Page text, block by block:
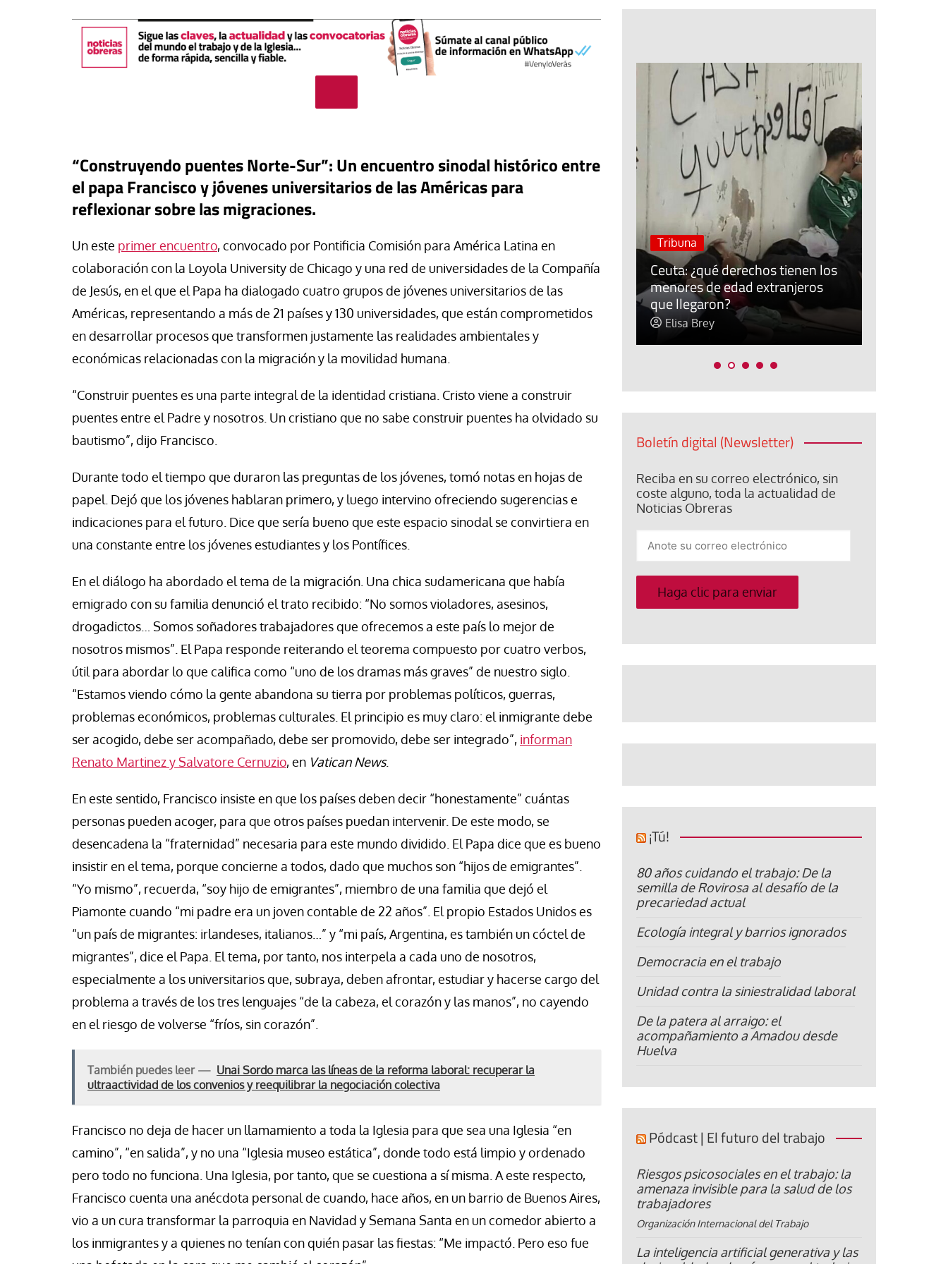
“Construyendo puentes Norte-Sur”: Un encuentro sinodal histórico entre
el papa Francisco y jóvenes universitarios de las Américas para
reflexionar sobre las migraciones.
Un este primer encuentro, convocado por Pontificia Comisión para América Latina en
colaboración con la Loyola University de Chicago y una red de universidades de la Compañía
de Jesús, en el que el Papa ha dialogado cuatro grupos de jóvenes universitarios de las
Américas, representando a más de 21 países y 130 universidades, que están comprometidos
en desarrollar procesos que transformen justamente las realidades ambientales y
económicas relacionadas con la migración y la movilidad humana.
“Construir puentes es una parte integral de la identidad cristiana. Cristo viene a construir
puentes entre el Padre y nosotros. Un cristiano que no sabe construir puentes ha olvidado su
bautismo”, dijo Francisco.
Durante todo el tiempo que duraron las preguntas de los jóvenes, tomó notas en hojas de
papel. Dejó que los jóvenes hablaran primero, y luego intervino ofreciendo sugerencias e
indicaciones para el futuro. Dice que sería bueno que este espacio sinodal se convirtiera en
una constante entre los jóvenes estudiantes y los Pontífices.
En el diálogo ha abordado el tema de la migración. Una chica sudamericana que había
emigrado con su familia denunció el trato recibido: “No somos violadores, asesinos,
drogadictos… Somos soñadores trabajadores que ofrecemos a este país lo mejor de
nosotros mismos”. El Papa responde reiterando el teorema compuesto por cuatro verbos,
útil para abordar lo que califica como “uno de los dramas más graves” de nuestro siglo.
“Estamos viendo cómo la gente abandona su tierra por problemas políticos, guerras,
problemas económicos, problemas culturales. El principio es muy claro: el inmigrante debe
ser acogido, debe ser acompañado, debe ser promovido, debe ser integrado”, informan
Renato Martinez y Salvatore Cernuzio, en Vatican News.
En este sentido, Francisco insiste en que los países deben decir “honestamente” cuántas
personas pueden acoger, para que otros países puedan intervenir. De este modo, se
desencadena la “fraternidad” necesaria para este mundo dividido. El Papa dice que es bueno
insistir en el tema, porque concierne a todos, dado que muchos son “hijos de emigrantes”.
“Yo mismo”, recuerda, “soy hijo de emigrantes”, miembro de una familia que dejó el
Piamonte cuando “mi padre era un joven contable de 22 años”. El propio Estados Unidos es
“un país de migrantes: irlandeses, italianos…” y “mi país, Argentina, es también un cóctel de
migrantes”, dice el Papa. El tema, por tanto, nos interpela a cada uno de nosotros,
especialmente a los universitarios que, subraya, deben afrontar, estudiar y hacerse cargo del
problema a través de los tres lenguajes “de la cabeza, el corazón y las manos”, no cayendo
en el riesgo de volverse “fríos, sin corazón”.
También puedes leer — Unai Sordo marca las líneas de la reforma laboral: recuperar la
ultraactividad de los convenios y reequilibrar la negociación colectiva
Francisco no deja de hacer un llamamiento a toda la Iglesia para que sea una Iglesia “en
camino”, “en salida”, y no una “Iglesia museo estática”, donde todo está limpio y ordenado
pero todo no funciona. Una Iglesia, por tanto, que se cuestiona a sí misma. A este respecto,
Francisco cuenta una anécdota personal de cuando, hace años, en un barrio de Buenos Aires,
vio a un cura transformar la parroquia en Navidad y Semana Santa en un comedor abierto a
los inmigrantes y a quienes no tenían con quién pasar las fiestas: “Me impactó. Pero eso fue
de Migraciones pide una
urgente para más de
menores que permanecen
#EstáPasando
León XIV visitará Uruguay,
Argentina y Perú a principios de
noviembre
Jose Luis Palacios
“Aquí se está defendiendo la
democracia” afirma Roberto
Saviano ante la comunidad que
resiste el desalojo de Spin Time
Abraham Canales
Tribuna
Ceuta: ¿qué derechos tienen los
menores de edad extranjeros
que llegaron?
Elisa Brey
Boletín digital (Newsletter)
Reciba en su correo electrónico, sin
coste alguno, toda la actualidad de
Noticias Obreras
su
correo
electrónico
Haga clic para enviar
¡Tú!
80 años cuidando el trabajo: De la
semilla de Rovirosa al desafío de la
precariedad actual
Ecología integral y barrios ignorados
Democracia en el trabajo
Unidad contra la siniestralidad laboral
De la patera al arraigo: el
acompañamiento a Amadou desde
Huelva
Pódcast | El futuro del trabajo
Riesgos psicosociales en el trabajo: la
amenaza invisible para la salud de los
trabajadores
Organización Internacional del Trabajo
La inteligencia artificial generativa y las